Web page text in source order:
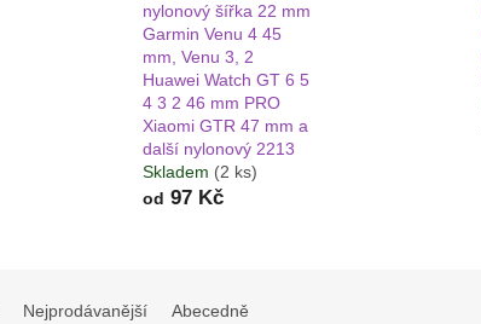
nylonový šířka 22 mm
Garmin Venu 4 45
mm, Venu 3, 2
Huawei Watch GT 6 5
4 3 2 46 mm PRO
Xiaomi GTR 47 mm a
další nylonový 2213
Skladem (2 ks)
od 97 Kč
Nejprodávanější Abecedně